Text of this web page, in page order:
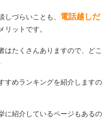
しづらいことも、 電話越しだ
リットです。
はたくさんありますので、どこ
すめランキングを紹介しますの
に紹介しているページもあるの